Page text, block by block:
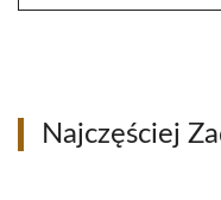
Najczęściej